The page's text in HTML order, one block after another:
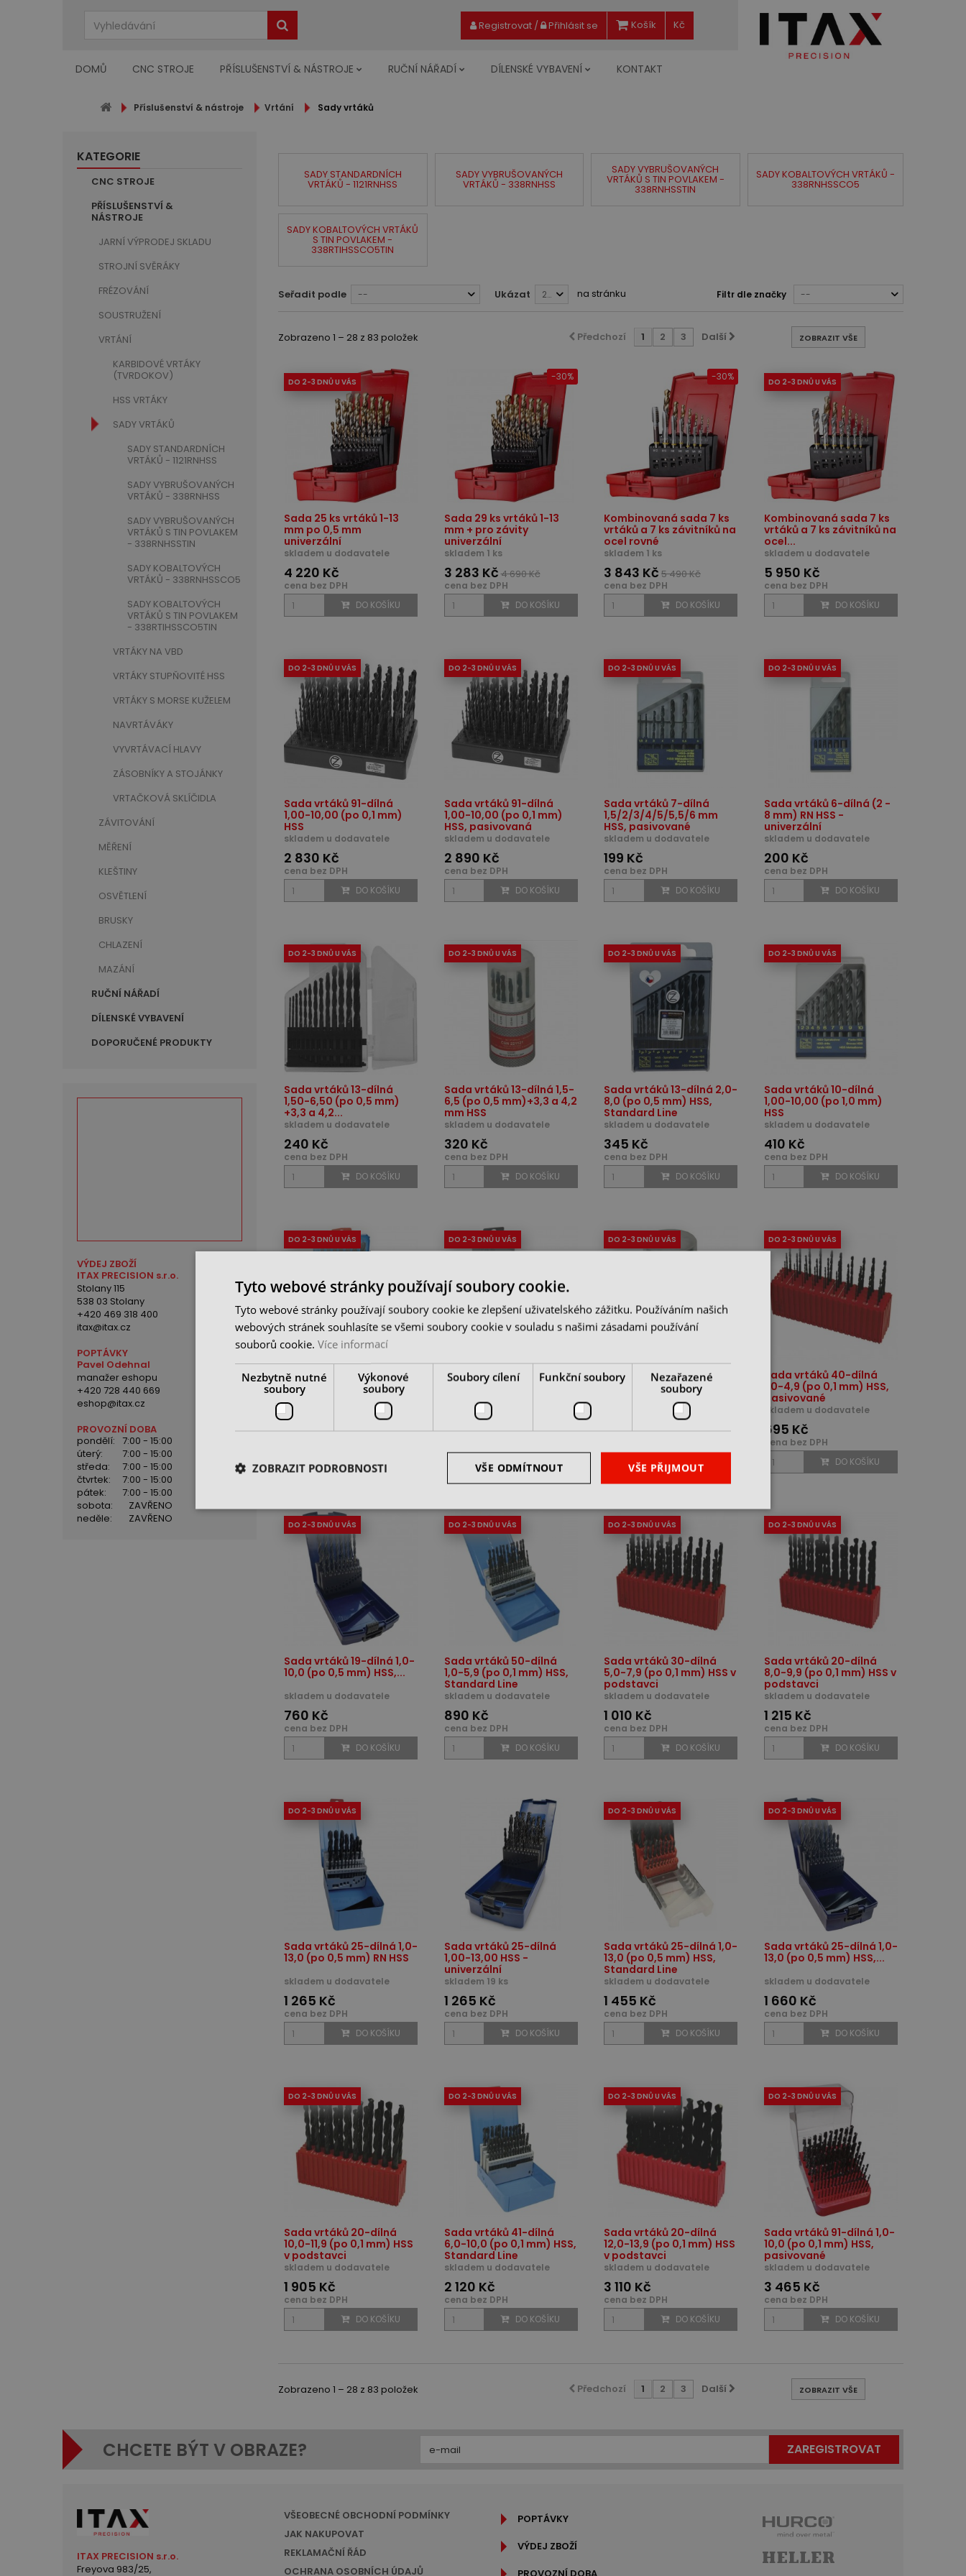
Kč
Košík
Registrovat/ Přihlásit se
DOMŮ CNC STROJE PŘÍSLUŠENSTVÍ & NÁSTROJE RUČNÍ NÁŘADÍ DÍLENSKÉ VYBAVENÍ KONTAKT
Příslušenství & nástroje Vrtání Sady vrtáků
KATEGORIE
CNC STROJE
PŘÍSLUŠENSTVÍ &
NÁSTROJE
JARNÍ VÝPRODEJ SKLADU
STROJNÍ SVĚRÁKY
FRÉZOVÁNÍ
SOUSTRUŽENÍ
VRTÁNÍ
KARBIDOVÉ VRTÁKY
(TVRDOKOV)
HSS VRTÁKY
SADY VRTÁKŮ
SADY STANDARDNÍCH
VRTÁKŮ - 1121RNHSS
SADY VYBRUŠOVANÝCH
VRTÁKŮ - 338RNHSS
SADY VYBRUŠOVANÝCH
VRTÁKŮ S TIN POVLAKEM
- 338RNHSSTIN
SADY KOBALTOVÝCH
VRTÁKŮ - 338RNHSSCO5
SADY KOBALTOVÝCH
VRTÁKŮ S TIN POVLAKEM
- 338RTIHSSCO5TIN
VRTÁKY NA VBD
VRTÁKY STUPŇOVITÉ HSS
VRTÁKY S MORSE KUŽELEM
NAVRTÁVÁKY
VYVRTÁVACÍ HLAVY
ZÁSOBNÍKY A STOJÁNKY
VRTAČKOVÁ SKLÍČIDLA
ZÁVITOVÁNÍ
MĚŘENÍ
KLEŠTINY
OSVĚTLENÍ
BRUSKY
CHLAZENÍ
MAZÁNÍ
RUČNÍ NÁŘADÍ
DÍLENSKÉ VYBAVENÍ
DOPORUČENÉ PRODUKTY
VÝDEJ ZBOŽÍ
ITAX PRECISION s.r.o.
Stolany 115
538 03 Stolany
+420 469 318 400
itax@itax.cz
POPTÁVKY
Pavel Odehnal
manažer eshopu
+420 728 440 669
eshop@itax.cz
PROVOZNÍ DOBA
pondělí:
7:00 - 15:00
úterý:
7:00 - 15:00
středa:
7:00 - 15:00
čtvrtek:
7:00 - 15:00
pátek:
7:00 - 15:00
sobota:
ZAVŘENO
neděle:
ZAVŘENO
SADY STANDARDNÍCH
VRTÁKŮ - 1121RNHSS
SADY VYBRUŠOVANÝCH
VRTÁKŮ - 338RNHSS
SADY VYBRUŠOVANÝCH
VRTÁKŮ S TIN POVLAKEM -
338RNHSSTIN
SADY KOBALTOVÝCH VRTÁKŮ -
338RNHSSCO5
SADY KOBALTOVÝCH VRTÁKŮ
S TIN POVLAKEM -
338RTIHSSCO5TIN
Seřadit podle -- Ukázat 28 na stránku Filtr dle značky --
ZOBRAZIT VŠE
Předchozí 1 2 3 Další
Zobrazeno 1 – 28 z 83 položek
DO 2-3 DNŮ U VÁS
Sada 25 ks vrtáků 1-13
mm po 0,5 mm
univerzální
skladem u dodavatele
4 220 Kč
cena bez DPH
DO KOŠÍKU
Sada 29 ks vrtáků 1-13
mm + pro závity
univerzální
skladem 1 ks
3 283 Kč4 690 Kč
-30%
cena bez DPH
DO KOŠÍKU
Kombinovaná sada 7 ks
vrtáků a 7 ks závitníků na
ocel rovné
skladem 1 ks
3 843 Kč 5 490 Kč
-30%
cena bez DPH
DO KOŠÍKU
DO 2-3 DNŮ U VÁS
Kombinovaná sada 7 ks
vrtáků a 7 ks závitníků na
ocel...
skladem u dodavatele
5 950 Kč
cena bez DPH
DO KOŠÍKU
DO 2-3 DNŮ U VÁS
Sada vrtáků 91-dílná
1,00-10,00 (po 0,1 mm)
HSS
skladem u dodavatele
2 830 Kč
cena bez DPH
DO KOŠÍKU
DO 2-3 DNŮ U VÁS
Sada vrtáků 91-dílná
1,00-10,00 (po 0,1 mm)
HSS, pasivovaná
skladem u dodavatele
2 890 Kč
cena bez DPH
DO KOŠÍKU
DO 2-3 DNŮ U VÁS
Sada vrtáků 7-dílná
1,5/2/3/4/5/5,5/6 mm
HSS, pasivované
skladem u dodavatele
199 Kč
cena bez DPH
DO KOŠÍKU
DO 2-3 DNŮ U VÁS
Sada vrtáků 6-dílná (2 -
8 mm) RN HSS -
univerzální
skladem u dodavatele
200 Kč
cena bez DPH
DO KOŠÍKU
DO 2-3 DNŮ U VÁS
Sada vrtáků 13-dílná
1,50-6,50 (po 0,5 mm)
+3,3 a 4,2...
skladem u dodavatele
240 Kč
cena bez DPH
DO KOŠÍKU
DO 2-3 DNŮ U VÁS
Sada vrtáků 13-dílná 1,5-
6,5 (po 0,5 mm)+3,3 a 4,2
mm HSS
skladem u dodavatele
320 Kč
cena bez DPH
DO KOŠÍKU
DO 2-3 DNŮ U VÁS
Sada vrtáků 13-dílná 2,0-
8,0 (po 0,5 mm) HSS,
Standard Line
skladem u dodavatele
345 Kč
cena bez DPH
DO KOŠÍKU
DO 2-3 DNŮ U VÁS
Sada vrtáků 10-dílná
1,00-10,00 (po 1,0 mm)
HSS
skladem u dodavatele
410 Kč
cena bez DPH
DO KOŠÍKU
DO 2-3 DNŮ U VÁS
Sada vrtáků 19-dílná 1,0-
10,0 (po 0,5 mm) HSS,
Standard Line
skladem u dodavatele
630 Kč
DO KOŠÍKU
DO 2-3 DNŮ U VÁS
Sada vrtáků 19-dílná 1,0-
10,0 (po 0,5 mm) HSS,
Standard Line
skladem u dodavatele
635 Kč
DO KOŠÍKU
DO 2-3 DNŮ U VÁS
Sada vrtáků 19-dílná 1,0-
10,0 (po 0,5 mm) HSS v
skladem u dodavatele
655 Kč
DO KOŠÍKU
DO 2-3 DNŮ U VÁS
Sada vrtáků 40-dílná
1,0-4,9 (po 0,1 mm) HSS,
pasivované
skladem u dodavatele
695 Kč
cena bez DPH
DO KOŠÍKU
DO 2-3 DNŮ U VÁS
Sada vrtáků 19-dílná 1,0-
10,0 (po 0,5 mm) HSS,...
skladem u dodavatele
760 Kč
cena bez DPH
DO KOŠÍKU
DO 2-3 DNŮ U VÁS
Sada vrtáků 50-dílná
1,0-5,9 (po 0,1 mm) HSS,
Standard Line
skladem u dodavatele
890 Kč
cena bez DPH
DO KOŠÍKU
DO 2-3 DNŮ U VÁS
Sada vrtáků 30-dílná
5,0-7,9 (po 0,1 mm) HSS v
podstavci
skladem u dodavatele
1 010 Kč
cena bez DPH
DO KOŠÍKU
DO 2-3 DNŮ U VÁS
Sada vrtáků 20-dílná
8,0-9,9 (po 0,1 mm) HSS v
podstavci
skladem u dodavatele
1 215 Kč
cena bez DPH
DO KOŠÍKU
DO 2-3 DNŮ U VÁS
Sada vrtáků 25-dílná 1,0-
13,0 (po 0,5 mm) RN HSS
skladem u dodavatele
1 265 Kč
cena bez DPH
DO KOŠÍKU
Sada vrtáků 25-dílná
1,00-13,00 HSS -
univerzální
skladem 19 ks
1 265 Kč
cena bez DPH
DO KOŠÍKU
DO 2-3 DNŮ U VÁS
Sada vrtáků 25-dílná 1,0-
13,0 (po 0,5 mm) HSS,
Standard Line
skladem u dodavatele
1 455 Kč
cena bez DPH
DO KOŠÍKU
DO 2-3 DNŮ U VÁS
Sada vrtáků 25-dílná 1,0-
13,0 (po 0,5 mm) HSS,...
skladem u dodavatele
1 660 Kč
cena bez DPH
DO KOŠÍKU
DO 2-3 DNŮ U VÁS
Sada vrtáků 20-dílná
10,0-11,9 (po 0,1 mm) HSS
v podstavci
skladem u dodavatele
1 905 Kč
cena bez DPH
DO KOŠÍKU
DO 2-3 DNŮ U VÁS
Sada vrtáků 41-dílná
6,0-10,0 (po 0,1 mm) HSS,
Standard Line
skladem u dodavatele
2 120 Kč
cena bez DPH
DO KOŠÍKU
DO 2-3 DNŮ U VÁS
Sada vrtáků 20-dílná
12,0-13,9 (po 0,1 mm) HSS
v podstavci
skladem u dodavatele
3 110 Kč
cena bez DPH
DO KOŠÍKU
DO 2-3 DNŮ U VÁS
Sada vrtáků 91-dílná 1,0-
10,0 (po 0,1 mm) HSS,
pasivované
skladem u dodavatele
3 465 Kč
cena bez DPH
DO KOŠÍKU
ZOBRAZIT VŠE
Předchozí 1 2 3 Další
Zobrazeno 1 – 28 z 83 položek
CHCETE BÝT V OBRAZE? ZAREGISTROVAT
ITAX PRECISION s.r.o.
Freyova 983/25,
VŠEOBECNÉ OBCHODNÍ PODMÍNKY
JAK NAKUPOVAT
REKLAMAČNÍ ŘÁD
OCHRANA OSOBNÍCH ÚDAJŮ
POPTÁVKY
VÝDEJ ZBOŽÍ
PROVOZNÍ DOBA
Tyto webové stránky používají soubory cookie.
Tyto webové stránky používají soubory cookie ke zlepšení uživatelského zážitku. Používáním našich
webových stránek souhlasíte se všemi soubory cookie v souladu s našimi zásadami používání
souborů cookie. Více informací
Nezbytně nutné
soubory
Výkonové
soubory
Soubory cílení Funkční soubory
Nezařazené
soubory
VŠE PŘIJMOUT
VŠE ODMÍTNOUT
ZOBRAZIT PODROBNOSTI